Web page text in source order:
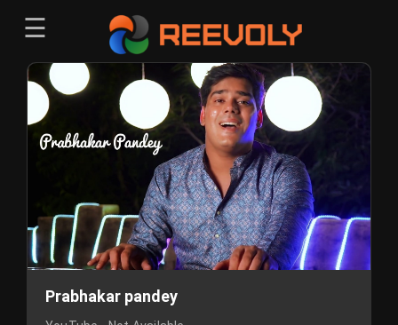
Sign in Register
Menu
Sign-in
Register
☰
Prabhakar pandey